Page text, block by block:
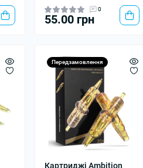
0
55.00 грн
Передзамовлення
Картриджі Ambition